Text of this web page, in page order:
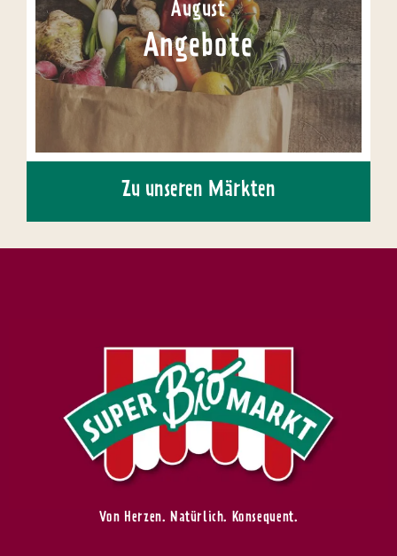
August
Angebote
Zu unseren Märkten
Von Herzen. Natürlich. Konsequent.